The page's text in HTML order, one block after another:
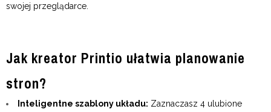
swojej przeglądarce.
Jak kreator Printio ułatwia planowanie
stron?
Inteligentne szablony układu: Zaznaczasz 4 ulubione